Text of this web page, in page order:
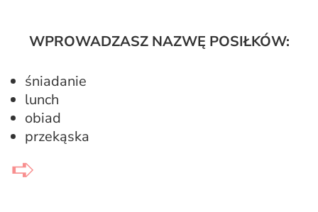
WPROWADZASZ NAZWĘ POSIŁKÓW:
śniadanie
lunch
obiad
przekąska
➪